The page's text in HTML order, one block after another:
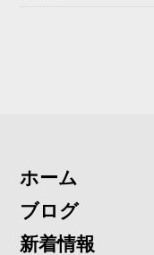
ホーム
ブログ
新着情報